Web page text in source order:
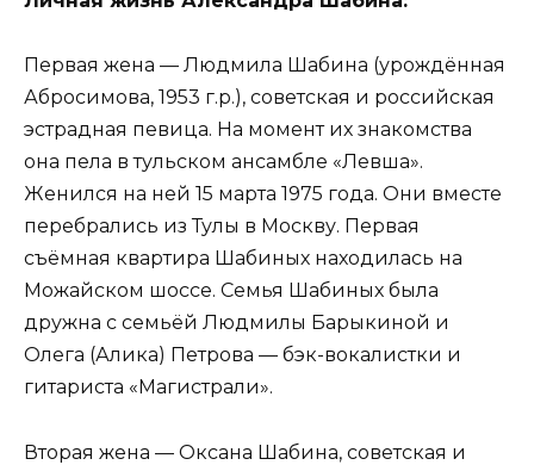
Первая жена — Людмила Шабина (урождённая
Абросимова, 1953 г.р.), советская и российская
эстрадная певица. На момент их знакомства
она пела в тульском ансамбле «Левша».
Женился на ней 15 марта 1975 года. Они вместе
перебрались из Тулы в Москву. Первая
съёмная квартира Шабиных находилась на
Можайском шоссе. Семья Шабиных была
дружна с семьёй Людмилы Барыкиной и
Олега (Алика) Петрова — бэк-вокалистки и
гитариста «Магистрали».
Вторая жена — Оксана Шабина, советская и